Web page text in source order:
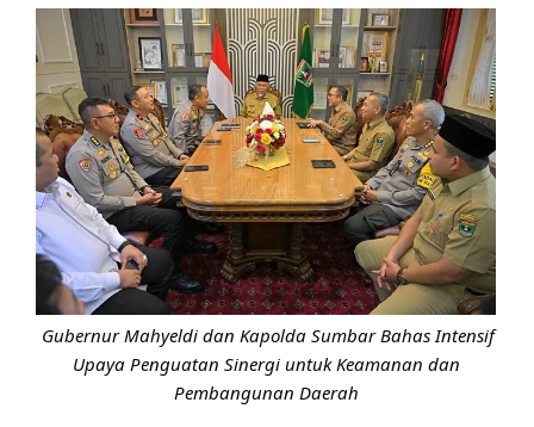
Gubernur Mahyeldi dan Kapolda Sumbar Bahas Intensif
Upaya Penguatan Sinergi untuk Keamanan dan
Pembangunan Daerah